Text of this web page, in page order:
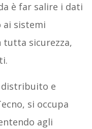
è far salire i dati
ai sistemi
tutta sicurezza,
distribuito e
si occupa
agli